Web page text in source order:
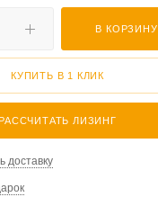
В КОРЗИНУ
КУПИТЬ В 1 КЛИК
ЛИЗИНГ
доставку